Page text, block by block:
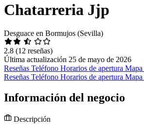
Chatarreria Jjp
Desguace en Bormujos (Sevilla)
2.8 (12 reseñas)
Última actualización 25 de mayo de 2026
Reseñas Teléfono Horarios de apertura Mapa
Reseñas Teléfono Horarios de apertura Mapa
Información del negocio
Descripción